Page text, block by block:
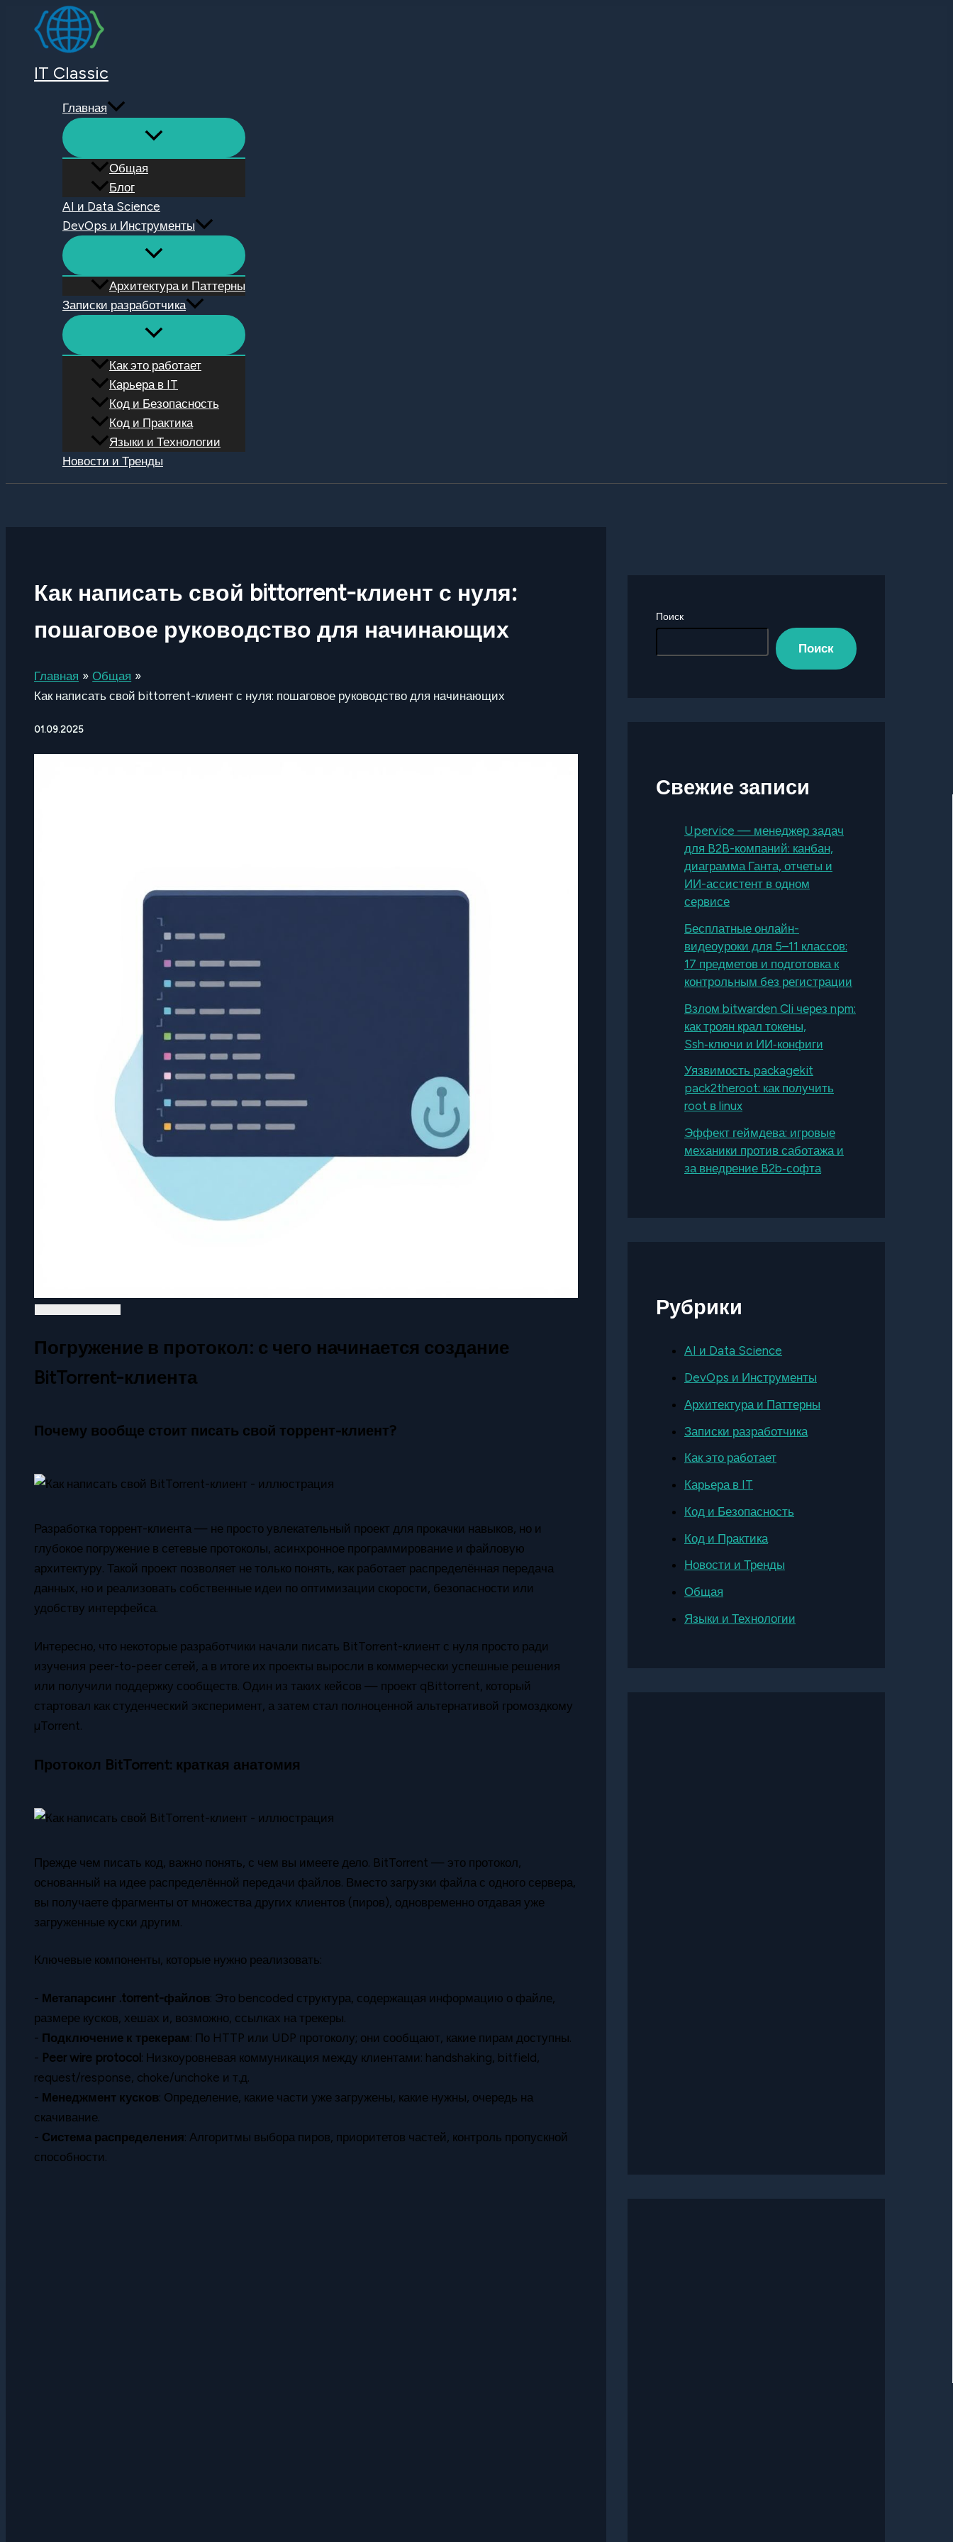
Перейти
содержимому
IT Classic
Главная
Общая
Блог
AI и Data Science
DevOps и Инструменты
Архитектура и Паттерны
Записки разработчика
Как это работает
Карьера в IT
Код и Безопасность
Код и Практика
Языки и Технологии
Новости и Тренды
Как написать свой bittorrent-клиент с нуля:
пошаговое руководство для начинающих
Главная
Общая
Как написать свой bittorrent-клиент с нуля: пошаговое руководство для начинающих
01.09.2025
Погружение в протокол: с чего начинается создание
BitTorrent-клиента
Почему вообще стоит писать свой торрент-клиент?
Разработка торрент-клиента — не просто увлекательный проект для прокачки навыков, но и
глубокое погружение в сетевые протоколы, асинхронное программирование и файловую
архитектуру. Такой проект позволяет не только понять, как работает распределённая передача
данных, но и реализовать собственные идеи по оптимизации скорости, безопасности или
удобству интерфейса.
Интересно, что некоторые разработчики начали писать BitTorrent-клиент с нуля просто ради
изучения peer-to-peer сетей, а в итоге их проекты выросли в коммерчески успешные решения
или получили поддержку сообществ. Один из таких кейсов — проект qBittorrent, который
стартовал как студенческий эксперимент, а затем стал полноценной альтернативой громоздкому
µTorrent.
Протокол BitTorrent: краткая анатомия
Прежде чем писать код, важно понять, с чем вы имеете дело. BitTorrent — это протокол,
основанный на идее распределённой передачи файлов. Вместо загрузки файла с одного сервера,
вы получаете фрагменты от множества других клиентов (пиров), одновременно отдавая уже
загруженные куски другим.
Ключевые компоненты, которые нужно реализовать:
- Метапарсинг .torrent-файлов: Это bencoded структура, содержащая информацию о файле,
размере кусков, хешах и, возможно, ссылках на трекеры.
- Подключение к трекерам: По HTTP или UDP протоколу; они сообщают, какие пирам доступны.
- Peer wire protocol: Низкоуровневая коммуникация между клиентами: handshaking, bitfield,
request/response, choke/unchoke и т.д.
- Менеджмент кусков: Определение, какие части уже загружены, какие нужны, очередь на
скачивание.
- Система распределения: Алгоритмы выбора пиров, приоритетов частей, контроль пропускной
способности.
Поиск
Поиск
Свежие записи
Upervice — менеджер задач
для B2B-компаний: канбан,
диаграмма Ганта, отчеты и
ИИ-ассистент в одном
сервисе
Бесплатные онлайн-
видеоуроки для 5–11 классов:
17 предметов и подготовка к
контрольным без регистрации
Взлом bitwarden Cli через npm:
как троян крал токены,
Ssh‑ключи и ИИ‑конфиги
Уязвимость packagekit
pack2theroot: как получить
root в linux
Эффект геймдева: игровые
механики против саботажа и
за внедрение B2b‑софта
Рубрики
AI и Data Science
DevOps и Инструменты
Архитектура и Паттерны
Записки разработчика
Как это работает
Карьера в IT
Код и Безопасность
Код и Практика
Новости и Тренды
Общая
Языки и Технологии